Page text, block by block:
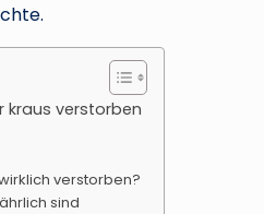
kraus verstorben
verstorben?
sind